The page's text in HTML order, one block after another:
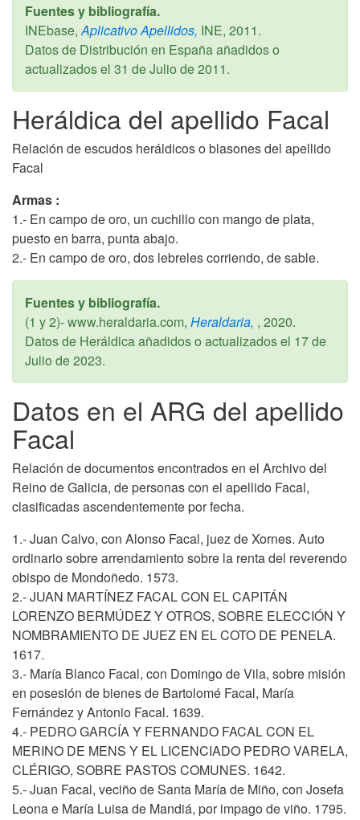
Fuentes y bibliografía.
INEbase, Aplicativo Apellidos, INE, 2011.
Datos de Distribución en España añadidos o
actualizados el 31 de Julio de 2011.
Heráldica del apellido Facal
Relación de escudos heráldicos o blasones del apellido
Facal
Armas :
1.- En campo de oro, un cuchillo con mango de plata,
puesto en barra, punta abajo.
2.- En campo de oro, dos lebreles corriendo, de sable.
Fuentes y bibliografía.
(1 y 2)- www.heraldaria.com, Heraldaria, , 2020.
Datos de Heráldica añadidos o actualizados el 17 de
Julio de 2023.
Datos en el ARG del apellido
Facal
Relación de documentos encontrados en el Archivo del
Reino de Galicia, de personas con el apellido Facal,
clasificadas ascendentemente por fecha.
1.- Juan Calvo, con Alonso Facal, juez de Xornes. Auto
ordinario sobre arrendamiento sobre la renta del reverendo
obispo de Mondoñedo. 1573.
2.- JUAN MARTÍNEZ FACAL CON EL CAPITÁN
LORENZO BERMÚDEZ Y OTROS, SOBRE ELECCIÓN Y
NOMBRAMIENTO DE JUEZ EN EL COTO DE PENELA.
1617.
3.- María Blanco Facal, con Domingo de Vila, sobre misión
en posesión de bienes de Bartolomé Facal, María
Fernández y Antonio Facal. 1639.
4.- PEDRO GARCÍA Y FERNANDO FACAL CON EL
MERINO DE MENS Y EL LICENCIADO PEDRO VARELA,
CLÉRIGO, SOBRE PASTOS COMUNES. 1642.
5.- Juan Facal, veciño de Santa María de Miño, con Josefa
Leona e María Luisa de Mandiá, por impago de viño. 1795.